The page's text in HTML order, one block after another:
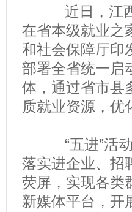
近日，江西省
在省本级就业之
和社会保障厅印
部署全省统一启
体，通过省市县
质就业资源，优
“五进”活动聚
落实进企业、招
荧屏，实现各类
新媒体平台，开